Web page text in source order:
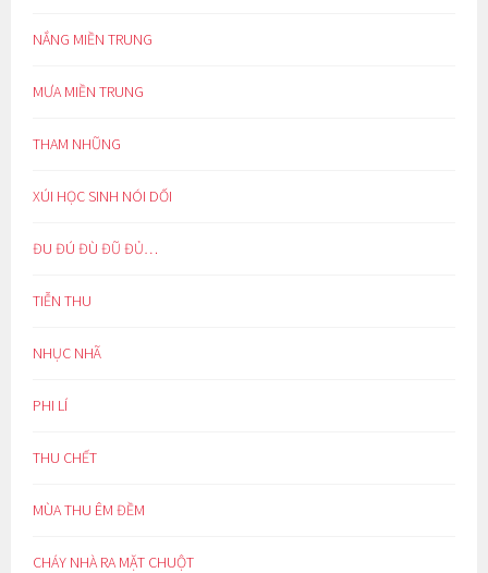
NẮNG MIỀN TRUNG
MƯA MIỀN TRUNG
THAM NHŨNG
XÚI HỌC SINH NÓI DỐI
ĐU ĐÚ ĐÙ ĐŨ ĐỦ…
TIỄN THU
NHỤC NHÃ
PHI LÍ
THU CHẾT
MÙA THU ÊM ĐỀM
CHÁY NHÀ RA MẶT CHUỘT